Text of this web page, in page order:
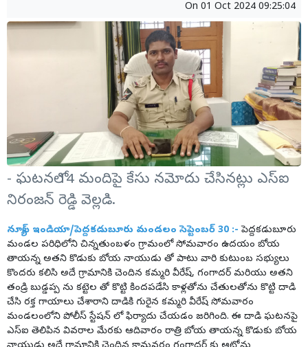
On 01 Oct 2024 09:25:04
- ఘటనలో 14 మందిపై కేసు నమోదు చేసినట్లు ఎస్ఐ
నిరంజన్ రెడ్డి వెల్లడి.
న్యూస్ ఇండియా/పెద్దకడుబూరు మండలం సెప్టెంబర్ 30 :- పెద్దకడుబూరు
మండల పరిధిలోని చిన్నతుంబళం గ్రామంలో సోమవారం ఉదయం బోయ
తాయన్న అతని కొడుకు బోయ నాయుడు తో పాటు వారి కుటుంబ సభ్యులు
కొందరు కలిసి అదే గ్రామానికి చెందిన కమ్మరి వీరేష్, గంగాదర్ మరియు అతని
తండ్రి బుడ్డప్ప ను కట్టెల తో కొట్టి కిందపడేసి కాళ్లతోను చేతులతోను కొట్టి దాడి
చేసి రక్త గాయాలు చేశారాని దాడికి గురైన కమ్మరి వీరేష్ సోమవారం
మండలంలోని పోలీస్ స్టేషన్ లో ఫిర్యాదు చేయడం జరిగింది. ఈ దాడి ఘటనపై
ఎస్ఐ తెలిపిన వివరాల మేరకు ఆదివారం రాత్రి బోయ తాయన్న కొడుకు బోయ